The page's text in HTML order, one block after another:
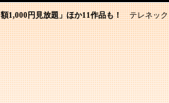
テレネック
1,000円見放題」ほか11作品も！